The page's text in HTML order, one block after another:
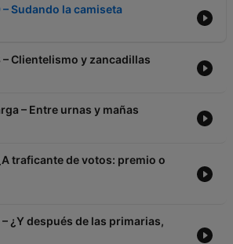
– Sudando la camiseta
– Clientelismo y zancadillas
– Entre urnas y mañas
traficante de votos: premio o
¿Y después de las primarias,